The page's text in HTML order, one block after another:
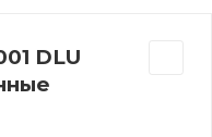
DLU